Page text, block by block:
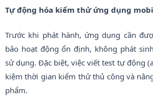
Tự động hóa kiểm thử ứng dụng
Trước khi phát hành, ứng dụng cần
bảo hoạt động ổn định, không phát
sử dụng. Đặc biệt, việc viết test tự động
kiệm thời gian kiểm thử thủ công và
phẩm.